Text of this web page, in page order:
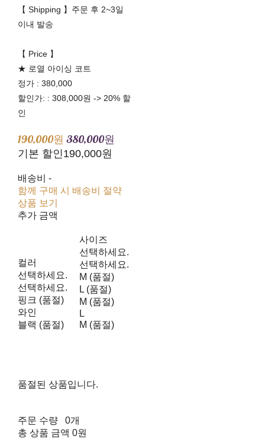
【 Shipping 】주문 후 2~3일
이내 발송
【 Price 】
★ 로열 아이싱 코트
정가 : 380,000
할인가: : 308,000원 -> 20% 할
인
190,000원 380,000원
기본 할인190,000원
배송비 -
함께 구매 시 배송비 절약
상품 보기
추가 금액
컬러
선택하세요.
선택하세요.
핑크 (품절)
와인
블랙 (품절)
사이즈
선택하세요.
선택하세요.
M (품절)
L (품절)
M (품절)
L
M (품절)
품절된 상품입니다.
주문 수량
0개
총 상품 금액 0원